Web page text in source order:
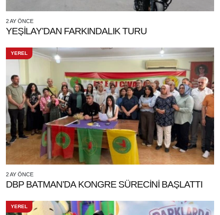
2 AY ÖNCE
YEŞİLAY’DAN FARKINDALIK TURU
YEREL
2 AY ÖNCE
DBP BATMAN’DA KONGRE SÜRECİNİ BAŞLATTI
YEREL